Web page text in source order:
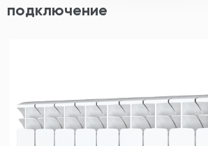
подключение